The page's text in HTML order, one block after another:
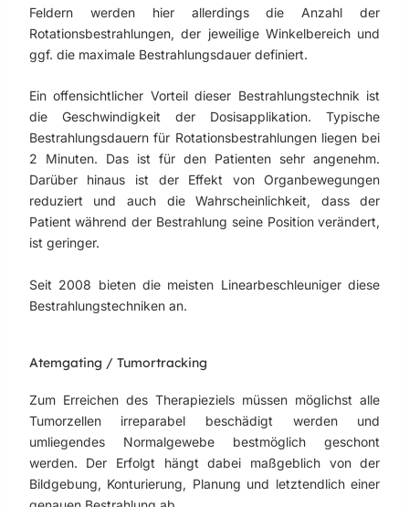
Feldern werden hier allerdings die Anzahl der
Rotationsbestrahlungen, der jeweilige Winkelbereich und
ggf. die maximale Bestrahlungsdauer definiert.
Ein offensichtlicher Vorteil dieser Bestrahlungstechnik ist
die Geschwindigkeit der Dosisapplikation. Typische
Bestrahlungsdauern für Rotationsbestrahlungen liegen bei
2 Minuten. Das ist für den Patienten sehr angenehm.
Darüber hinaus ist der Effekt von Organbewegungen
reduziert und auch die Wahrscheinlichkeit, dass der
Patient während der Bestrahlung seine Position verändert,
ist geringer.
Seit 2008 bieten die meisten Linearbeschleuniger diese
Bestrahlungstechniken an.
Atemgating / Tumortracking
Zum Erreichen des Therapieziels müssen möglichst alle
Tumorzellen irreparabel beschädigt werden und
umliegendes Normalgewebe bestmöglich geschont
werden. Der Erfolgt hängt dabei maßgeblich von der
Bildgebung, Konturierung, Planung und letztendlich einer